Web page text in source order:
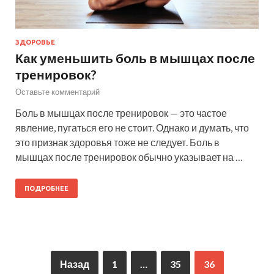
ЗДОРОВЬЕ
Как уменьшить боль в мышцах после
тренировок?
Оставьте комментарий
Боль в мышцах после тренировок — это частое
явление, пугаться его не стоит. Однако и думать, что
это признак здоровья тоже не следует. Боль в
мышцах после тренировок обычно указывает на …
ПОДРОБНЕЕ
Назад 1 … 35 36